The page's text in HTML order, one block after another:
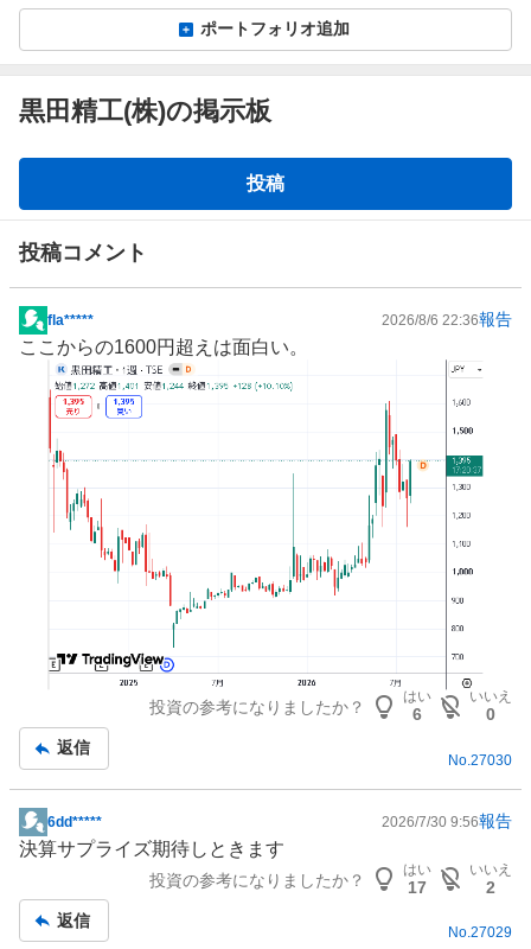
ポートフォリオ追加
黒田精工(株)の掲示板
板
投稿
投稿コメント
掲
示
fla***** 2026/8/6 22:36報告
ここからの1600円超えは面白い。
投資の参考になりましたか？
はい
6
いいえ
0
返信
No. 27030
掲
示
事
6dd***** 2026/7/30 9:56報告
決算サプライズ期待しときます
投資の参考になりましたか？
はい
17
いいえ
2
返信
No.27029